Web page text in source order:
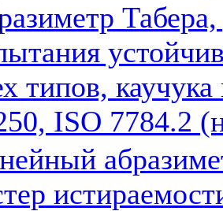
типов,
ISO 7784.2